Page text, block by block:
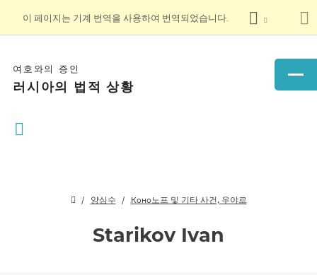
이 페이지는 기계 번역을 사용하여 번역되었습니다.
여호와의 증인
러시아의 법적 상황
양심수 Коно노프 및 기타 사건, 우야르
Starikov Ivan